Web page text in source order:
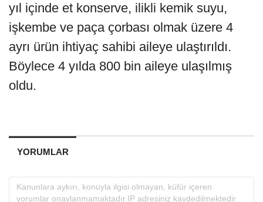
yıl içinde et konserve, ilikli kemik suyu,
işkembe ve paça çorbası olmak üzere 4
ayrı ürün ihtiyaç sahibi aileye ulaştırıldı.
Böylece 4 yılda 800 bin aileye ulaşılmış
oldu.
YORUMLAR